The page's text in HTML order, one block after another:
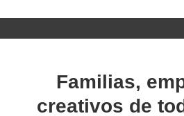
Familias,
creativos de